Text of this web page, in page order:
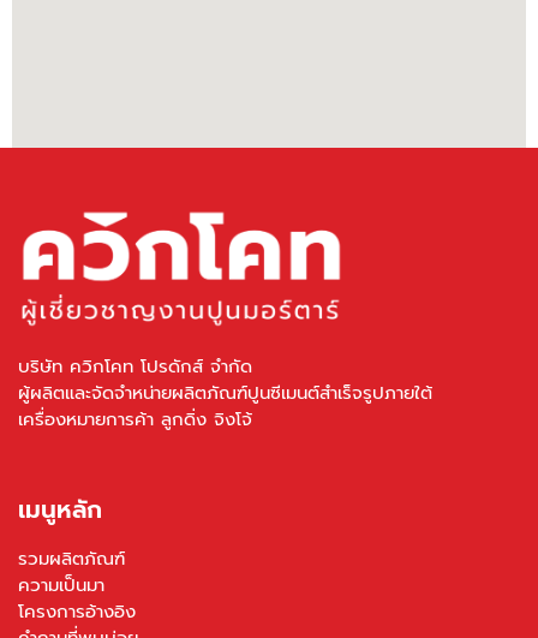
บริษัท ควิกโคท โปรดักส์ จำกัด
ผู้ผลิตและจัดจำหน่ายผลิตภัณฑ์ปูนซีเมนต์สำเร็จรูปภายใต้
เครื่องหมายการค้า ลูกดิ่ง จิงโจ้
เมนูหลัก
รวมผลิตภัณฑ์
ความเป็นมา
โครงการอ้างอิง